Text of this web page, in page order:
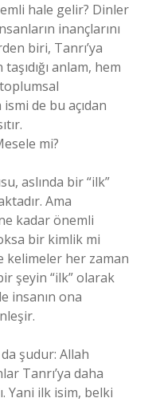
hale gelir? Dinler
inançlarını
biri, Tanrı’ya
anlam, hem
de bu açıdan
mi?
aslında bir “ilk”
Ama
kadar önemli
bir kimlik mi
kelimeler her zaman
şeyin “ilk” olarak
insanın ona
şudur: Allah
Tanrı’ya daha
Yani ilk isim, belki